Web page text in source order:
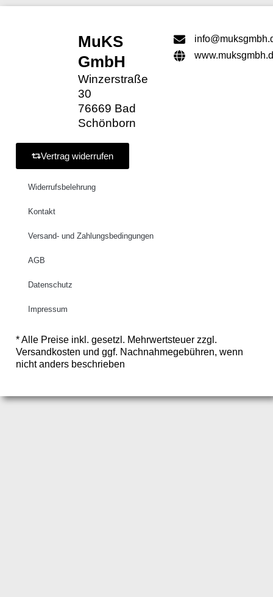
MuKS
GmbH
Winzerstraße
30
76669 Bad
Schönborn
Vertrag widerrufen
Widerrufsbelehrung
Kontakt
Versand- und Zahlungsbedingungen
AGB
Datenschutz
Impressum
* Alle Preise inkl. gesetzl. Mehrwertsteuer zzgl.
Versandkosten und ggf. Nachnahmegebühren, wenn
nicht anders beschrieben